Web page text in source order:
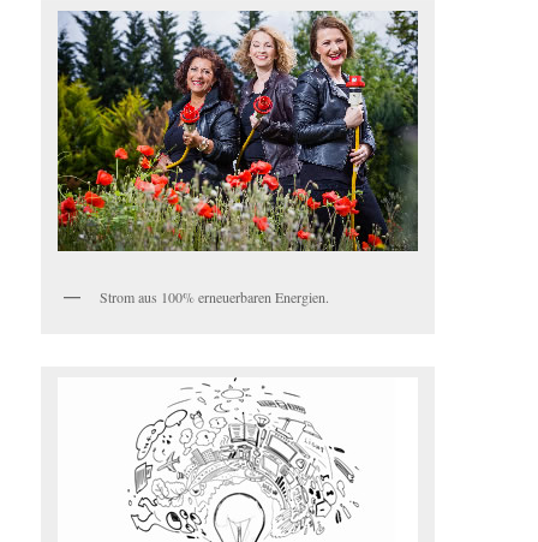
Strom aus 100% erneuerbaren Energien.